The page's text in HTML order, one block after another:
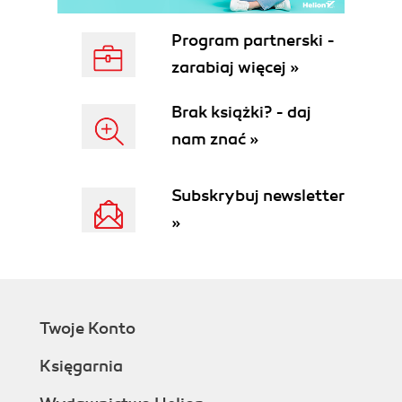
Creating the Site
Installing Hugo
Generating the Initial Site Files
Configuring the Hugo Site
Creating the Layout
Going Further
Wufoo Forms
Google Docs Forms
Working with Disqus
Creating a Custom Search Engine
Program partnerski -
zarabiaj więcej »
Brak książki? - daj
nam znać »
Subskrybuj newsletter
»
Twoje Konto
Księgarnia